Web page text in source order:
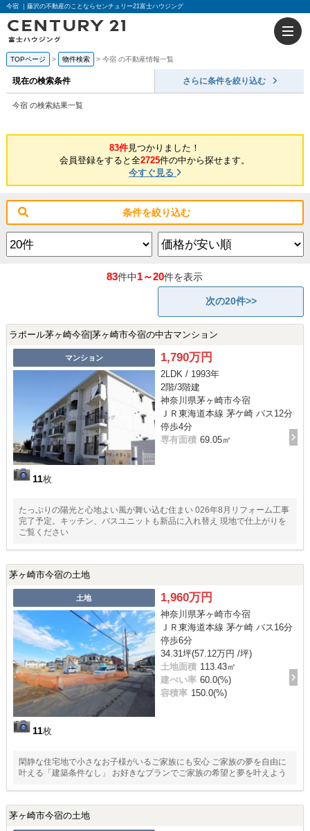
今宿 ｜藤沢の不動産のことならセンチュリー21富士ハウジング
TOPページ 物件検索 今宿 の不動産情報一覧
現在の検索条件 さらに条件を絞り込む
今宿 の検索結果一覧
83件見つかりました！
会員登録をすると全2725件の中から探せます。
今すぐ見る
条件を絞り込む
83件中1～20件を表示
次の20件>>
ラポール茅ヶ崎今宿|茅ヶ崎市今宿の中古マンション
マンション
11枚
1,790万円
2LDK / 1993年
2階/3階建
神奈川県茅ヶ崎市今宿
ＪＲ東海道本線 茅ケ崎 バス12分
停歩4分
専有面積 69.05㎡
たっぷりの陽光と心地よい風が舞い込む住まい 026年8月リフォーム工事
完了予定。キッチン、バスユニットも新品に入れ替え 現地で仕上がりを
ご覧ください
茅ヶ崎市今宿の土地
土地
11枚
1,960万円
神奈川県茅ヶ崎市今宿
ＪＲ東海道本線 茅ケ崎 バス16分
停歩6分
34.31坪(57.12万円 /坪)
土地面積 113.43㎡
建ぺい率 60.0(%)
容積率 150.0(%)
閑静な住宅地で小さなお子様がいるご家族にも安心 ご家族の夢を自由に
叶える「建築条件なし」 お好きなプランでご家族の希望と夢を叶えよう
茅ヶ崎市今宿の土地